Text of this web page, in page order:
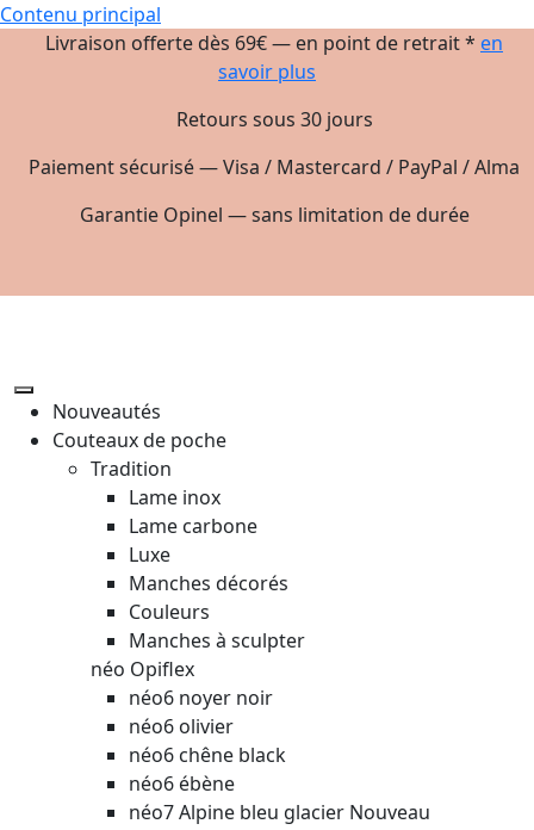
Contenu principal
Livraison offerte dès 69€ — en point de retrait * en
savoir plus
Retours sous 30 jours
Paiement sécurisé — Visa / Mastercard / PayPal / Alma
Garantie Opinel — sans limitation de durée
Nouveautés
Couteaux de poche
Tradition
Lame inox
Lame carbone
Luxe
Manches décorés
Couleurs
Manches à sculpter
néo Opiflex
néo6 noyer noir
néo6 olivier
néo6 chêne black
néo6 ébène
néo7 Alpine bleu glacier Nouveau